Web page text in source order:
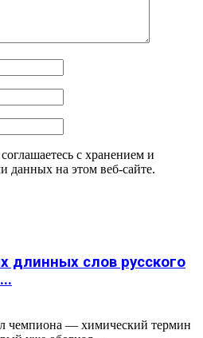
с хранением и
данных на этом веб-сайте.
длинных слов русского
чемпиона — химический термин